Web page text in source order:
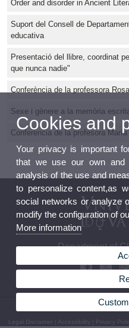
Order and disorder in Ancient
Suport del Consell de
educativa
Presentació del llibre, coordinat
que nunca nadie"
Conferència de la professora
Sexe i gènere a la memòria
Conferencia de la profesora
Department of
Legal Disclaimer Accessibility Privacy
Cookies and
Your privacy is important
that we use our own and
analysis of the use and
to personalize content,as
social networks or analyze
modify the configuration of
More information